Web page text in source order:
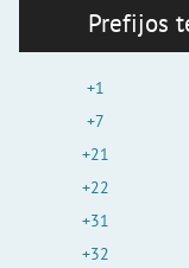
Prefijos
+1
+7
+21
+22
+31
+32